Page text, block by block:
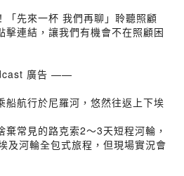
「先來一杯 我們再聊」聆聽照顧
擊連結，讓我們有機會不在照顧困
廣告 ——
船航行於尼羅河，悠然往返上下埃
常見的路克索2～3天短程河輪，
及河輪全包式旅程，但現場實況會